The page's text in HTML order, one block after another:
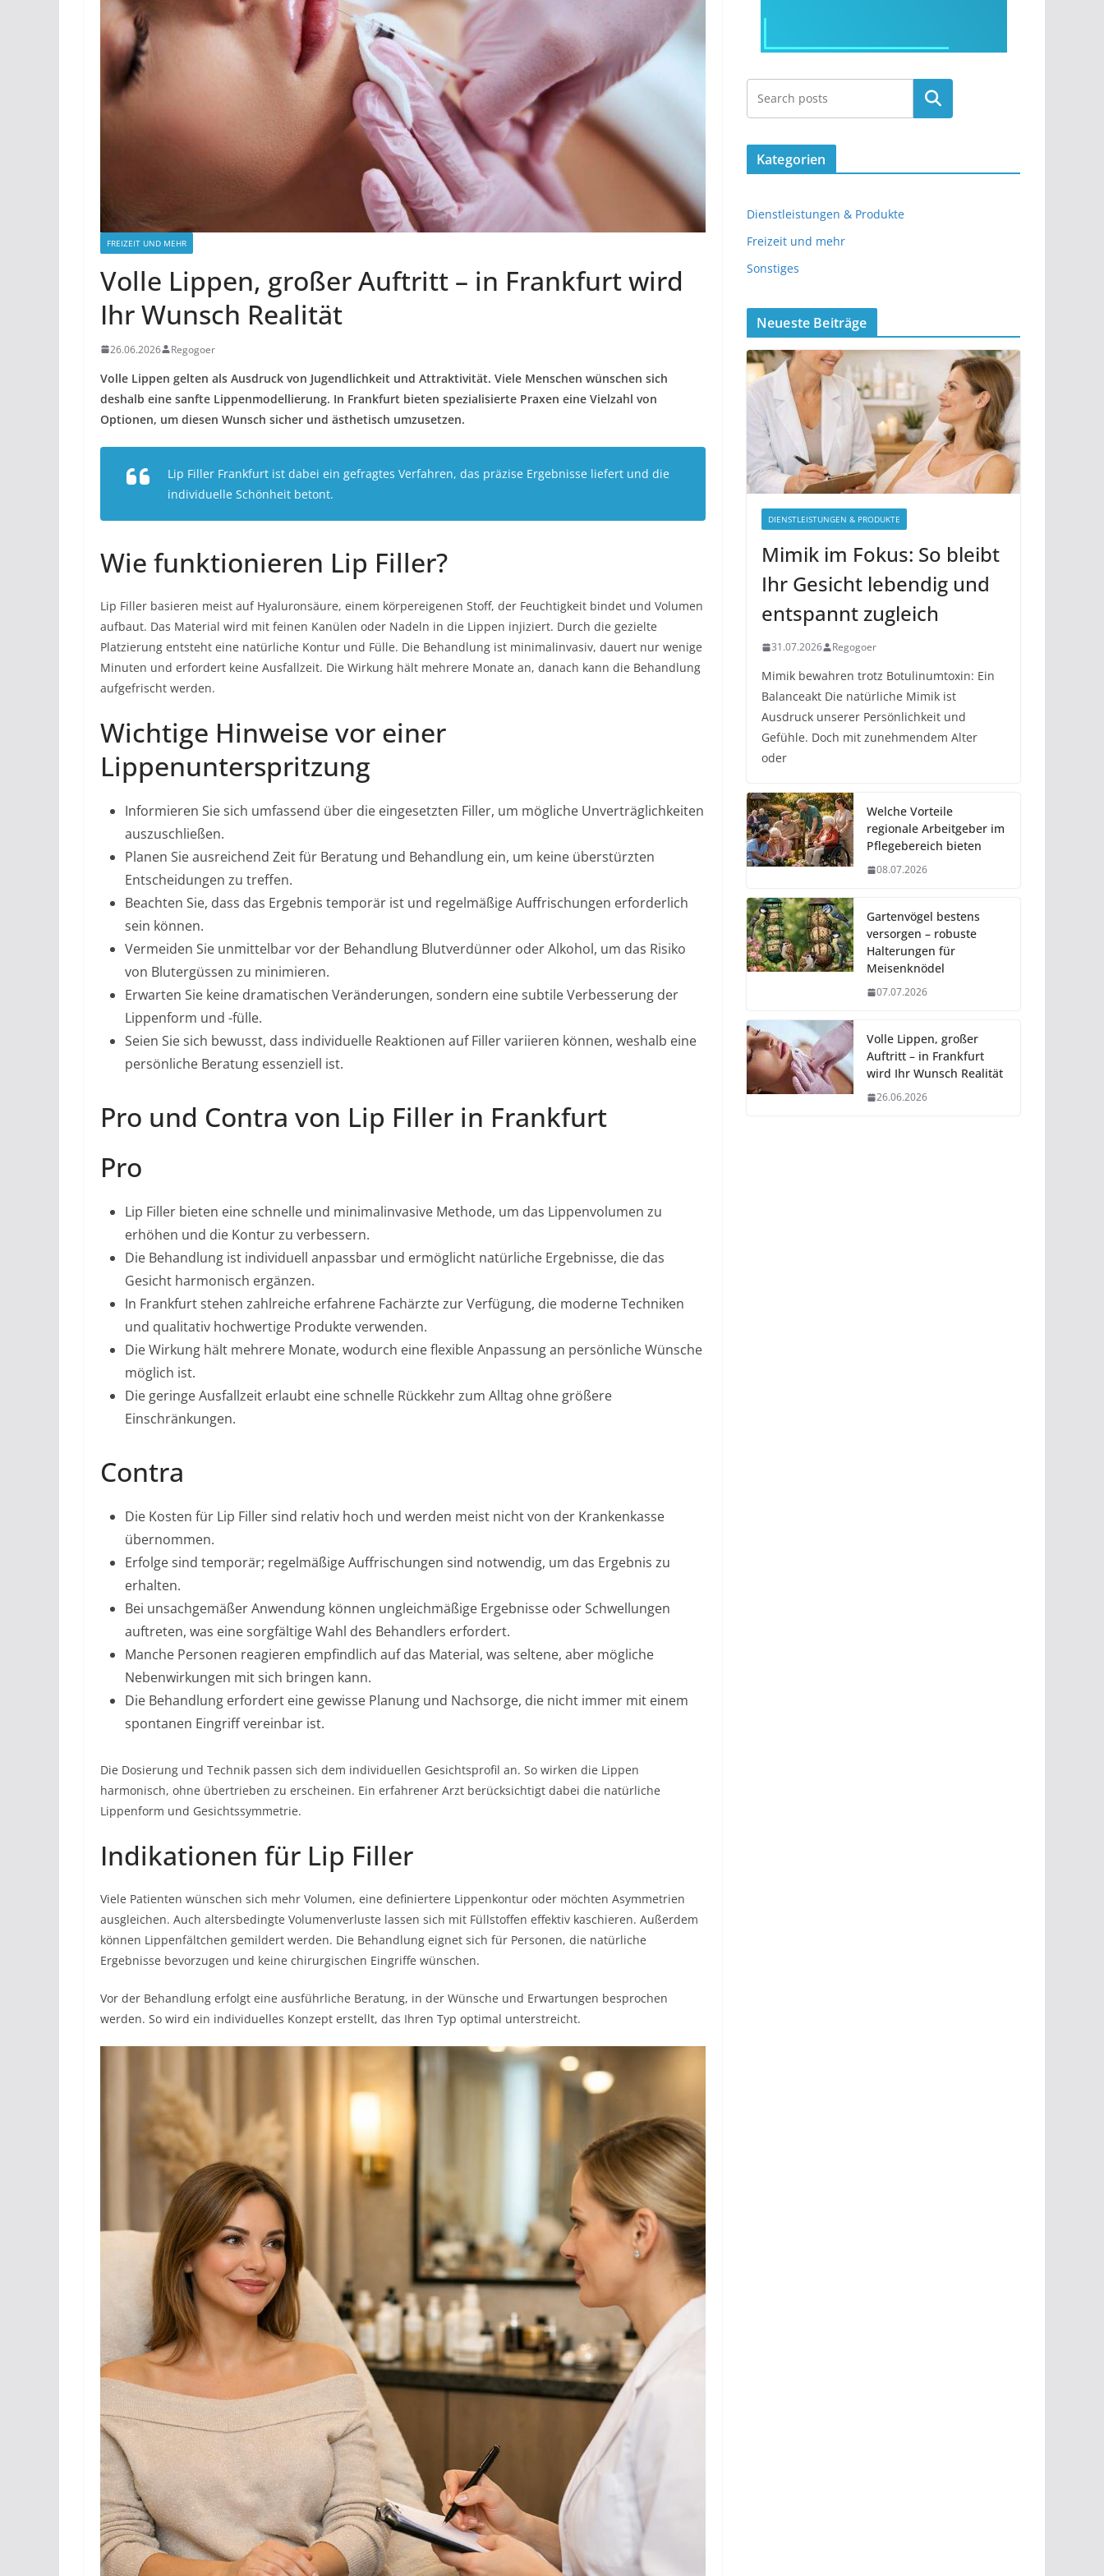
FREIZEIT UND MEHR
Volle Lippen, großer Auftritt – in Frankfurt wird
Ihr Wunsch Realität
26.06.2026 Regogoer
Volle Lippen gelten als Ausdruck von Jugendlichkeit und Attraktivität. Viele Menschen wünschen sich
deshalb eine sanfte Lippenmodellierung. In Frankfurt bieten spezialisierte Praxen eine Vielzahl von
Optionen, um diesen Wunsch sicher und ästhetisch umzusetzen.
Lip Filler Frankfurt ist dabei ein gefragtes Verfahren, das präzise Ergebnisse liefert und die
individuelle Schönheit betont.
Wie funktionieren Lip Filler?
Lip Filler basieren meist auf Hyaluronsäure, einem körpereigenen Stoff, der Feuchtigkeit bindet und Volumen
aufbaut. Das Material wird mit feinen Kanülen oder Nadeln in die Lippen injiziert. Durch die gezielte
Platzierung entsteht eine natürliche Kontur und Fülle. Die Behandlung ist minimalinvasiv, dauert nur wenige
Minuten und erfordert keine Ausfallzeit. Die Wirkung hält mehrere Monate an, danach kann die Behandlung
aufgefrischt werden.
Wichtige Hinweise vor einer
Lippenunterspritzung
Informieren Sie sich umfassend über die eingesetzten Filler, um mögliche Unverträglichkeiten
auszuschließen.
Planen Sie ausreichend Zeit für Beratung und Behandlung ein, um keine überstürzten
Entscheidungen zu treffen.
Beachten Sie, dass das Ergebnis temporär ist und regelmäßige Auffrischungen erforderlich
sein können.
Vermeiden Sie unmittelbar vor der Behandlung Blutverdünner oder Alkohol, um das Risiko
von Blutergüssen zu minimieren.
Erwarten Sie keine dramatischen Veränderungen, sondern eine subtile Verbesserung der
Lippenform und -fülle.
Seien Sie sich bewusst, dass individuelle Reaktionen auf Filler variieren können, weshalb eine
persönliche Beratung essenziell ist.
Pro und Contra von Lip Filler in Frankfurt
Pro
Lip Filler bieten eine schnelle und minimalinvasive Methode, um das Lippenvolumen zu
erhöhen und die Kontur zu verbessern.
Die Behandlung ist individuell anpassbar und ermöglicht natürliche Ergebnisse, die das
Gesicht harmonisch ergänzen.
In Frankfurt stehen zahlreiche erfahrene Fachärzte zur Verfügung, die moderne Techniken
und qualitativ hochwertige Produkte verwenden.
Die Wirkung hält mehrere Monate, wodurch eine flexible Anpassung an persönliche Wünsche
möglich ist.
Die geringe Ausfallzeit erlaubt eine schnelle Rückkehr zum Alltag ohne größere
Einschränkungen.
Contra
Die Kosten für Lip Filler sind relativ hoch und werden meist nicht von der Krankenkasse
übernommen.
Erfolge sind temporär; regelmäßige Auffrischungen sind notwendig, um das Ergebnis zu
erhalten.
Bei unsachgemäßer Anwendung können ungleichmäßige Ergebnisse oder Schwellungen
auftreten, was eine sorgfältige Wahl des Behandlers erfordert.
Manche Personen reagieren empfindlich auf das Material, was seltene, aber mögliche
Nebenwirkungen mit sich bringen kann.
Die Behandlung erfordert eine gewisse Planung und Nachsorge, die nicht immer mit einem
spontanen Eingriff vereinbar ist.
Die Dosierung und Technik passen sich dem individuellen Gesichtsprofil an. So wirken die Lippen
harmonisch, ohne übertrieben zu erscheinen. Ein erfahrener Arzt berücksichtigt dabei die natürliche
Lippenform und Gesichtssymmetrie.
Indikationen für Lip Filler
Viele Patienten wünschen sich mehr Volumen, eine definiertere Lippenkontur oder möchten Asymmetrien
ausgleichen. Auch altersbedingte Volumenverluste lassen sich mit Füllstoffen effektiv kaschieren. Außerdem
können Lippenfältchen gemildert werden. Die Behandlung eignet sich für Personen, die natürliche
Ergebnisse bevorzugen und keine chirurgischen Eingriffe wünschen.
Vor der Behandlung erfolgt eine ausführliche Beratung, in der Wünsche und Erwartungen besprochen
werden. So wird ein individuelles Konzept erstellt, das Ihren Typ optimal unterstreicht.
Kategorien
Dienstleistungen & Produkte
Freizeit und mehr
Sonstiges
Neueste Beiträge
DIENSTLEISTUNGEN & PRODUKTE
Mimik im Fokus: So bleibt
Ihr Gesicht lebendig und
entspannt zugleich
31.07.2026 Regogoer
Mimik bewahren trotz Botulinumtoxin: Ein
Balanceakt Die natürliche Mimik ist
Ausdruck unserer Persönlichkeit und
Gefühle. Doch mit zunehmendem Alter
oder
Welche Vorteile
regionale Arbeitgeber im
Pflegebereich bieten
08.07.2026
Gartenvögel bestens
versorgen – robuste
Halterungen für
Meisenknödel
07.07.2026
Volle Lippen, großer
Auftritt – in Frankfurt
wird Ihr Wunsch Realität
26.06.2026